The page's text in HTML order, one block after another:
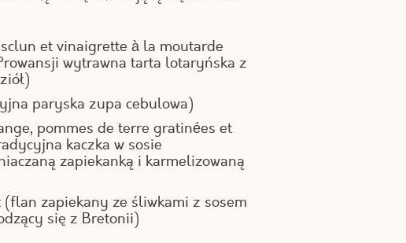
et vinaigrette à la moutarde
wytrawna tarta lotaryńska z
paryska zupa cebulowa)
pommes de terre gratinées et
kaczka w sosie
zapiekanką i karmelizowaną
zapiekany ze śliwkami z sosem
się z Bretonii)